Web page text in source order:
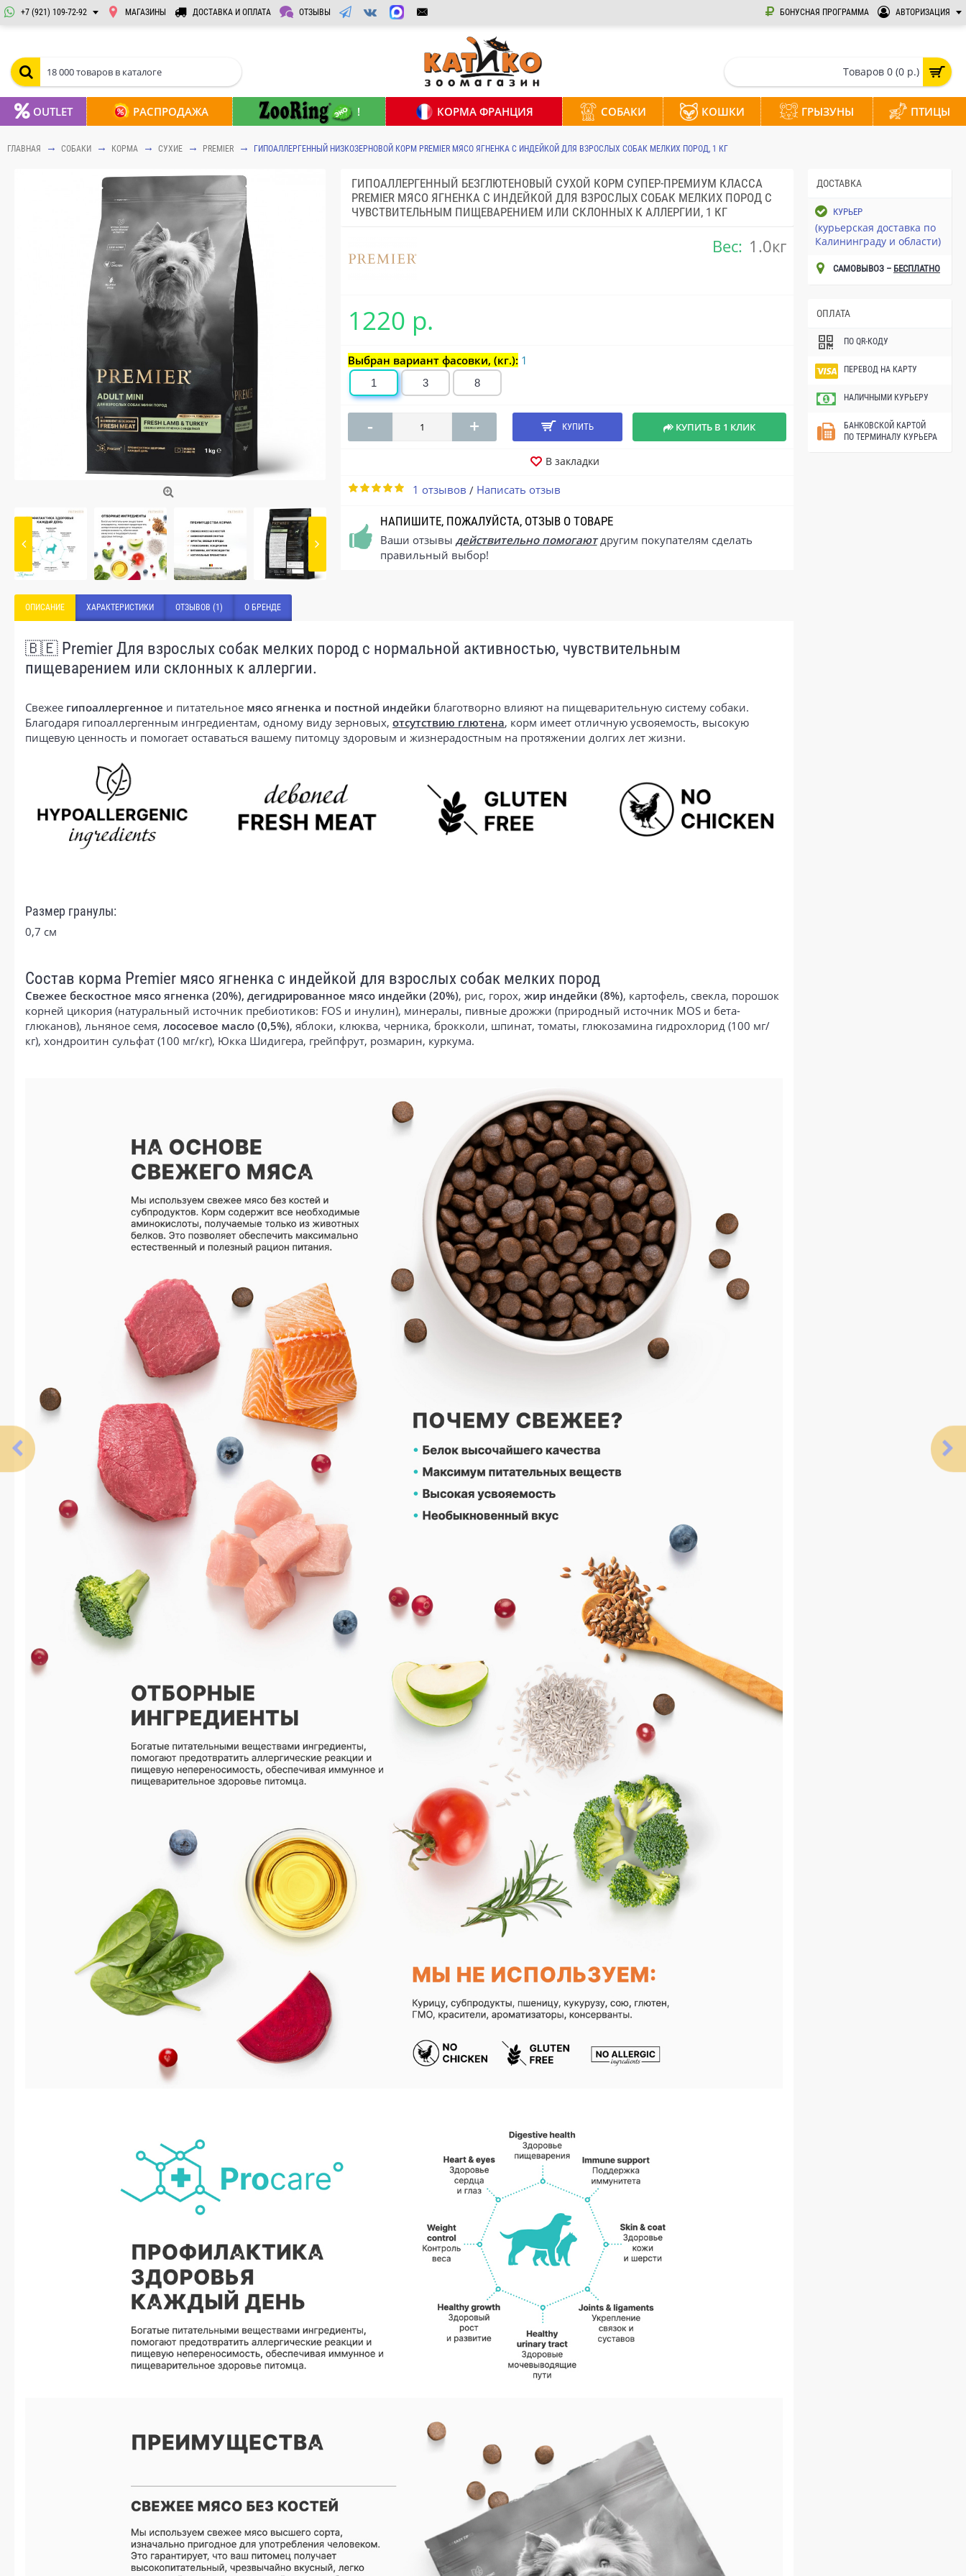
+7 (921) 109-72-92 МАГАЗИНЫ ДОСТАВКА И ОПЛАТА ОТЗЫВЫ БОНУСНАЯ ПРОГРАММА АВТОРИЗАЦИЯ
Товаров 0 (0 р.)
OUTLET РАСПРОДАЖА ! КОРМА ФРАНЦИЯ СОБАКИ КОШКИ ГРЫЗУНЫ ПТИЦЫ
ГЛАВНАЯ СОБАКИ КОРМА СУХИЕ PREMIER ГИПОАЛЛЕРГЕННЫЙ НИЗКОЗЕРНОВОЙ КОРМ PREMIER МЯСО ЯГНЕНКА С ИНДЕЙКОЙ ДЛЯ ВЗРОСЛЫХ СОБАК МЕЛКИХ ПОРОД, 1 КГ
ДОСТАВКА
КУРЬЕР
(курьерская доставка по
Калининграду и области)
САМОВЫВОЗ – БЕСПЛАТНО
ОПЛАТА
ПО QR-КОДУ
ПЕРЕВОД НА КАРТУ
НАЛИЧНЫМИ КУРЬЕРУ
БАНКОВСКОЙ КАРТОЙ
ПО ТЕРМИНАЛУ КУРЬЕРА
ГИПОАЛЛЕРГЕННЫЙ БЕЗГЛЮТЕНОВЫЙ СУХОЙ КОРМ СУПЕР-ПРЕМИУМ КЛАССА
PREMIER МЯСО ЯГНЕНКА С ИНДЕЙКОЙ ДЛЯ ВЗРОСЛЫХ СОБАК МЕЛКИХ ПОРОД С
ЧУВСТВИТЕЛЬНЫМ ПИЩЕВАРЕНИЕМ ИЛИ СКЛОННЫХ К АЛЛЕРГИИ, 1 КГ
Вес: 1.0кг
1220 р.
Выбран вариант фасовки, (кг.): 1
1 3 8
- + КУПИТЬ КУПИТЬ В 1 КЛИК
В закладки
1 отзывов / Написать отзыв
НАПИШИТЕ, ПОЖАЛУЙСТА, ОТЗЫВ О ТОВАРЕ
Ваши отзывы действительно помогаютдругим покупателям сделать
правильный выбор!
ОПИСАНИЕ ХАРАКТЕРИСТИКИ ОТЗЫВОВ (1) О БРЕНДЕ
🇧🇪 Premier Для взрослых собак мелких пород с нормальной активностью, чувствительным
пищеварением или склонных к аллергии.
Свежее гипоаллергенное и питательное мясо ягненка и постной индейки благотворно влияют на пищеварительную систему собаки.
Благодаря гипоаллергенным ингредиентам, одному виду зерновых, отсутствию глютена, корм имеет отличную усвояемость, высокую
пищевую ценность и помогает оставаться вашему питомцу здоровым и жизнерадостным на протяжении долгих лет жизни.
Размер гранулы:
0,7 см
Состав корма Premier мясо ягненка с индейкой для взрослых собак мелких пород
Свежее бескостное мясо ягненка (20%), дегидрированное мясо индейки (20%), рис, горох, жир индейки (8%), картофель, свекла, порошок
корней цикория (натуральный источник пребиотиков: FOS и инулин), минералы, пивные дрожжи (природный источник MOS и бета-
глюканов), льняное семя, лососевое масло (0,5%), яблоки, клюква, черника, брокколи, шпинат, томаты, глюкозамина гидрохлорид (100 мг/
кг), хондроитин сульфат (100 мг/кг), Юкка Шидигера, грейпфрут, розмарин, куркума.